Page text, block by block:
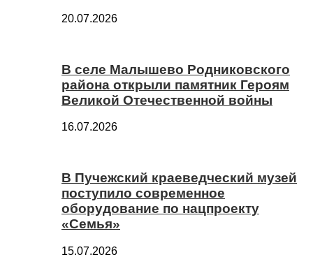
20.07.2026
В селе Малышево Родниковского
района открыли памятник Героям
Великой Отечественной войны
16.07.2026
В Пучежский краеведческий музей
поступило современное
оборудование по нацпроекту
«Семья»
15.07.2026